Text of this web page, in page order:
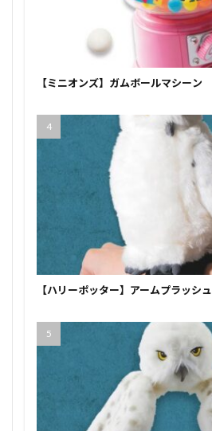
【ミニオンズ】ガムボールマシーン
【ハリーポッター】アームプラッシュ